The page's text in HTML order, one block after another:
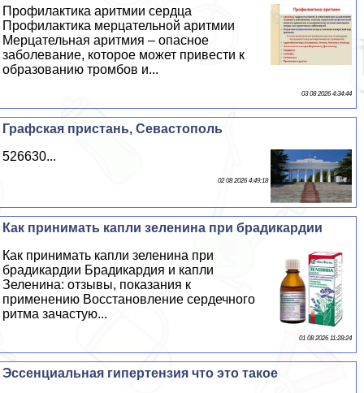
Профилактика аритмии сердца
Профилактика мерцательной аритмии
Мерцательная аритмия – опасное
заболевание, которое может привести к
образованию тромбов и...
03 08 2026 4:34:44
Графская пристань, Севастополь
526630...
02 08 2026 4:49:18
Как принимать капли зеленина при брадикардии
Как принимать капли зеленина при
брадикардии Брадикардия и капли
Зеленина: отзывы, показания к
применению Восстановление сердечного
ритма зачастую...
01 08 2026 11:28:24
Эссенциальная гипертензия что это такое